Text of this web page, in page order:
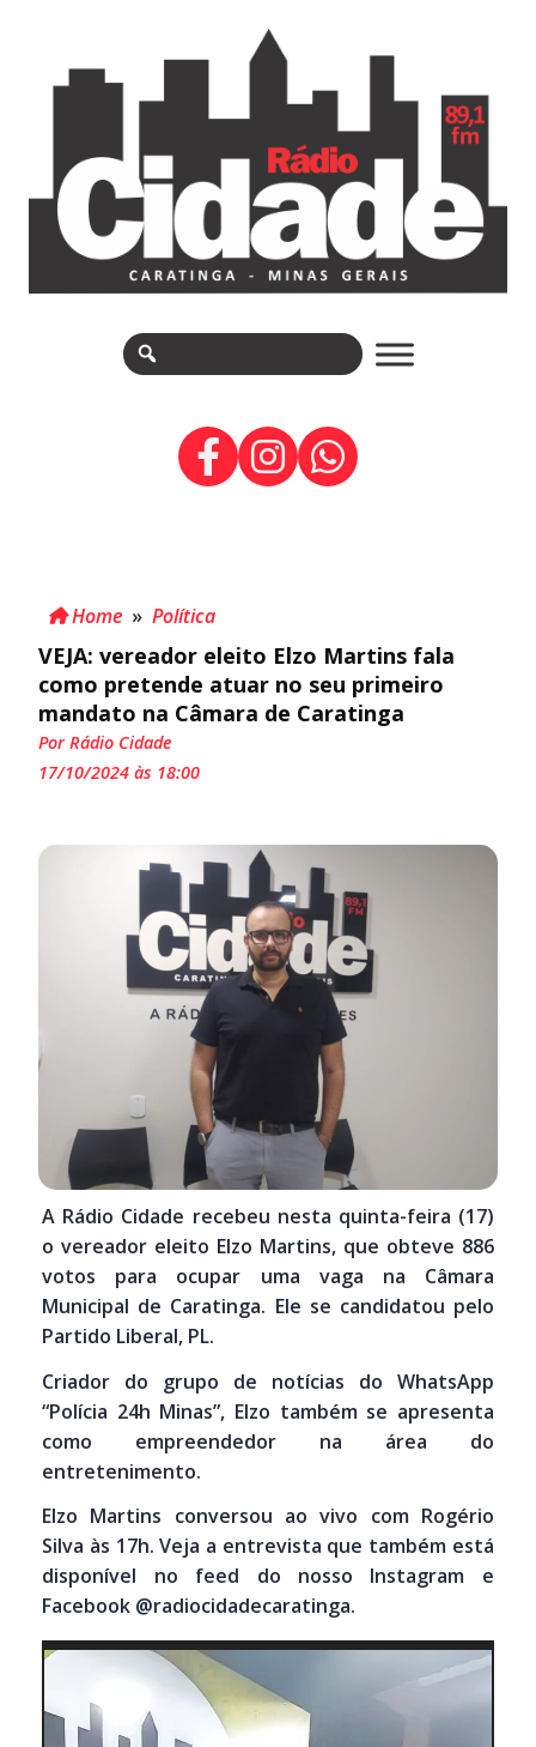
Home » Política
VEJA: vereador eleito Elzo Martins fala
como pretende atuar no seu primeiro
mandato na Câmara de Caratinga
Por Rádio Cidade
17/10/2024 às 18:00
A Rádio Cidade recebeu nesta quinta-feira (17)
o vereador eleito Elzo Martins, que obteve 886
votos para ocupar uma vaga na Câmara
Municipal de Caratinga. Ele se candidatou pelo
Partido Liberal, PL.
Criador do grupo de notícias do WhatsApp
“Polícia 24h Minas”, Elzo também se apresenta
como empreendedor na área do
entretenimento.
Elzo Martins conversou ao vivo com Rogério
Silva às 17h. Veja a entrevista que também está
disponível no feed do nosso Instagram e
Facebook @radiocidadecaratinga.
Tocador
vídeo